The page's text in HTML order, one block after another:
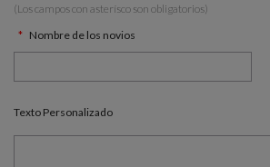
(Los campos con asterísco son obligatorios)
Nombre de los novios
Texto Personalizado